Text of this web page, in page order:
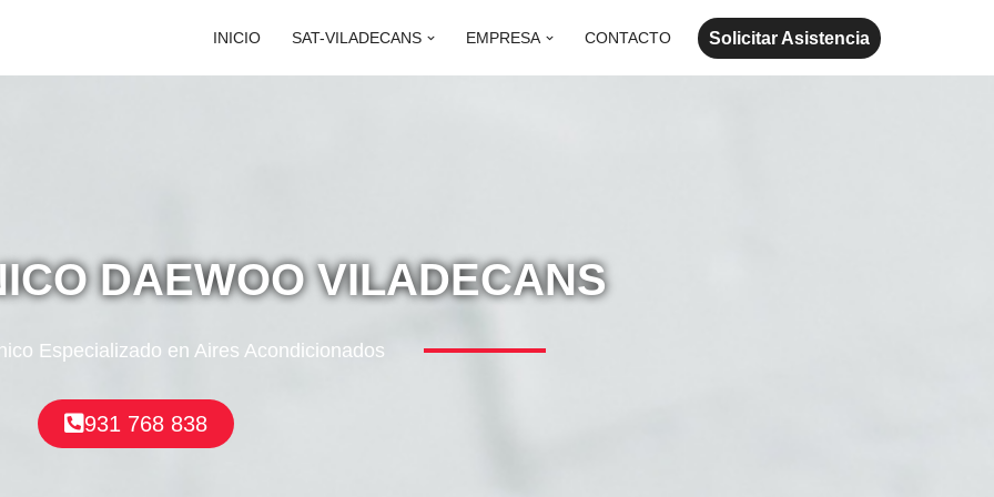
INICIO SAT-VILADECANS EMPRESA CONTACTO Solicitar Asistencia
DAEWOO VILADECANS
Especializado en Aires Acondicionados
931 768 838